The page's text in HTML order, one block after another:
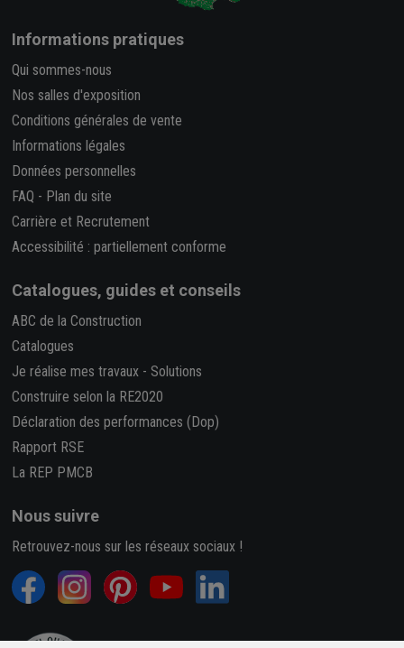
Informations pratiques
Qui sommes-nous
Nos salles d'exposition
Conditions générales de vente
Informations légales
Données personnelles
FAQ - Plan du site
Carrière et Recrutement
Accessibilité : partiellement conforme
Catalogues, guides et conseils
ABC de la Construction
Catalogues
Je réalise mes travaux - Solutions
Construire selon la RE2020
Déclaration des performances (Dop)
Rapport RSE
La REP PMCB
Nous suivre
Retrouvez-nous sur les réseaux sociaux !